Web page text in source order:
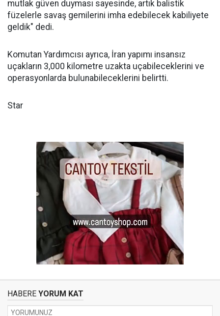
mutlak güven duyması sayesinde, artık balistik
füzelerle savaş gemilerini imha edebilecek kabiliyete
geldik" dedi.
Komutan Yardımcısı ayrıca, İran yapımı insansız
uçakların 3,000 kilometre uzakta uçabileceklerini ve
operasyonlarda bulunabileceklerini belirtti.
Star
HABERE YORUM KAT